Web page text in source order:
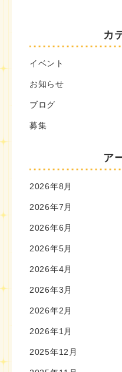
カ
イベント
お知らせ
ブログ
募集
ア
2026年8月
2026年7月
2026年6月
2026年5月
2026年4月
2026年3月
2026年2月
2026年1月
2025年12月